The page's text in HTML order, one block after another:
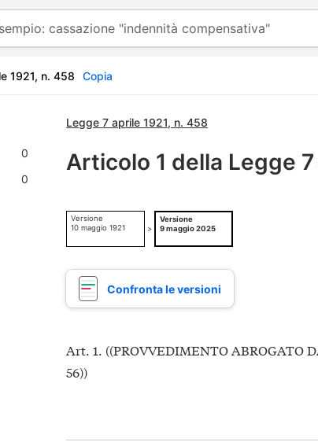
1921, n. 458 Copia
0
0
Legge 7 aprile 1921, n. 458
Articolo 1 della Legge
Versione
10 maggio 1921
>
Versione
9 maggio 2025
Confronta le versioni
Art. 1. ((PROVVEDIMENTO ABROGATO
56))